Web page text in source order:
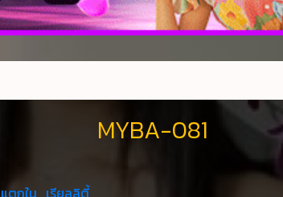
MYBA-081
แตกใน , เรียลลิตี้